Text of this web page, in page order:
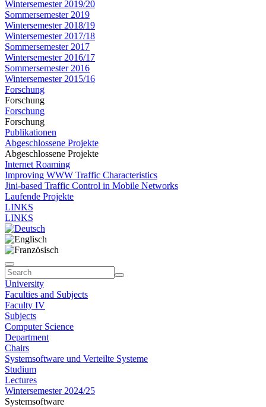
Wintersemester 2019/20
Sommersemester 2019
Wintersemester 2018/19
Wintersemester 2017/18
Sommersemester 2017
Wintersemester 2016/17
Sommersemester 2016
Wintersemester 2015/16
Forschung
Forschung
Forschung
Forschung
Publikationen
Abgeschlossene Projekte
Abgeschlossene Projekte
Internet Roaming
Improving WWW Traffic Characteristics
Jini-based Traffic Control in Mobile Networks
Laufende Projekte
LINKS
LINKS
University
Faculties and Subjects
Faculty IV
Subjects
Computer Science
Department
Chairs
Systemsoftware und Verteilte Systeme
Studium
Lectures
Wintersemester 2024/25
Systemsoftware